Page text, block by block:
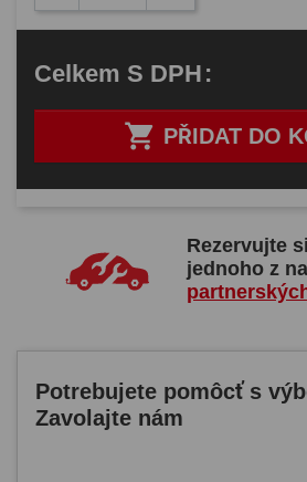
 PŘIDAT DO
Celkem S DPH:
Rezervujte
jednoho z
Potrebujete pomôcť s
Zavolajte nám